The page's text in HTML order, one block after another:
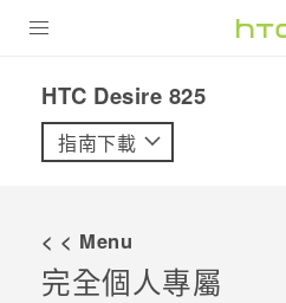
VIVE
配件
HTC Desire 825‎
指南下載
< < Menu
完全個人專屬